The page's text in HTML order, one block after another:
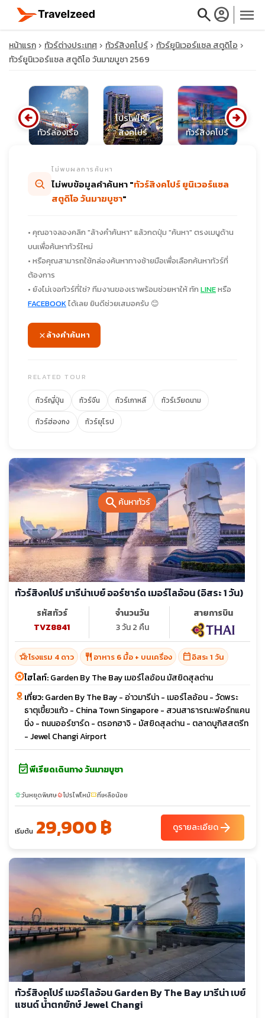
searchaccount_circle menu
close
travel_explore
search
หน้าแรก ทัวร์ต่างประเทศ ทัวร์สิงคโปร์
ทัวร์ยูนิเวอร์แซล สตูดิโอ
ทัวร์ยูนิเวอร์แซล สตูดิโอ วันมาฆบูชา 2569
ทัวร์ล่องเรือ
โปรไฟไหม้
สิงคโปร์
ทัวร์สิงคโปร์
arrow_circle_left arrow_circle_right
searchค้นหาทัวร์
ไม่พบผลการค้นหา
ไม่พบข้อมูลคำค้นหา "ทัวร์สิงคโปร์ ยูนิเวอร์แซล
สตูดิโอ วันมาฆบูชา"
• คุณอาจลองคลิก "ล้างคำค้นหา" แล้วกดปุ่ม "ค้นหา" ตรงเมนูด้าน
บนเพื่อค้นหาทัวร์ใหม่
• หรือคุณสามารถใช้กล่องค้นหาทางซ้ายมือเพื่อเลือกค้นหาทัวร์ที่
ต้องการ
• ยังไม่เจอทัวร์ที่ใช่? ทีมงานของเราพร้อมช่วยหาให้ ทัก LINEหรือ
FACEBOOKได้เลย ยินดีช่วยเสมอครับ 😊
ล้างคำค้นหา
RELATED TOUR
ทัวร์ญี่ปุ่น ทัวร์จีน ทัวร์เกาหลี
ทัวร์เวียดนาม
ทัวร์ฮ่องกง
ทัวร์ยุโรป
ทัวร์สิงคโปร์ มารีน่าเบย์ ออร์ชาร์ด เมอร์ไลอ้อน (อิสระ 1 วัน)
รหัสทัวร์
TVZ8841
จำนวนวัน
3 วัน 2 คืน
สายการบิน
hotel_classโรงแรม 4 ดาว restaurant อาหาร 6 มื้อ + บนเครื่อง calendar_todayอิสระ 1 วัน
ไฮไลท์:Garden By The Bay เมอร์ไลอ้อน มัสยิดสุลต่าน
เที่ยว:Garden By The Bay - อ่าวมารีน่า - เมอร์ไลอ้อน - วัดพระ
ธาตุเขี้ยวแก้ว - China Town Singapore - สวนสาธารณะฟอร์ทแคน
นิ่ง - ถนนออร์ชาร์ด - ตรอกฮาจิ - มัสยิดสุลต่าน - ตลาดบูกิสสตรีท
- Jewel Changi Airport
event_availableพีเรียดเดินทาง วันมาฆบูชา
sunnyวันหยุดพิเศษlocal_fire_departmentโปรไฟไหม้confirmation_numberที่เหลือน้อย
เริ่มต้น 29,900 ฿ ดูรายละเอียดarrow_forward
ทัวร์สิงคโปร์ เมอร์ไลอ้อน Garden By The Bay มารีน่า เบย์
แซนด์ น้ำตกยักษ์ Jewel Changi